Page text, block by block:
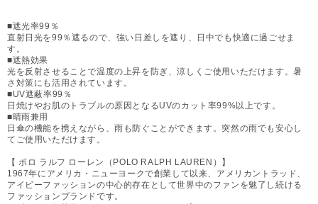
■遮光率99％
直射日光を99％遮るので、強い日差しを遮り、日中でも快適に過ごせま
す。
■遮熱効果
光を反射させることで温度の上昇を防ぎ、涼しくご使用いただけます。暑
さ対策にも活用されています。
■UV遮蔽率99％
日焼けやお肌のトラブルの原因となるUVのカット率99%以上です。
■晴雨兼用
日傘の機能を携えながら、雨も防ぐことができます。突然の雨でも安心し
てご使用いただけます。
【 ポロ ラルフ ローレン（POLO RALPH LAUREN）】
1967年にアメリカ・ニューヨークで創業して以来、アメリカントラッド、
アイビーファッションの中心的存在として世界中のファンを魅了し続ける
ファッションブランドです。